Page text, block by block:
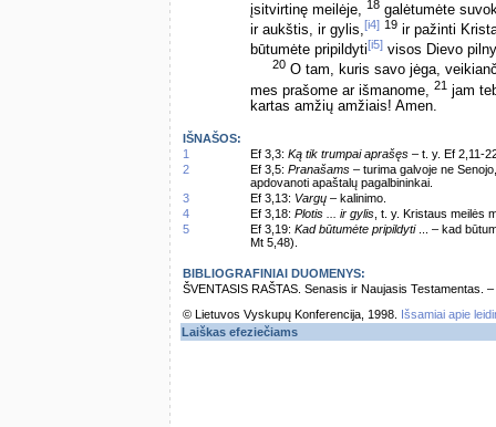
įsitvirtinę meilėje, 18 galėtumėte
ir aukštis, ir gylis,[i4] 19 ir pažinti
būtumėte pripildyti[i5] visos Dievo
20 O tam, kuris savo jėga,
mes prašome ar išmanome, 21 jam
kartas amžių amžiais! Amen.
IŠNAŠOS:
1
Ef 3,3: Ką tik trumpai aprašęs – t. y. Ef 2,11-
2
Ef 3,5: Pranašams – turima galvoje ne
apdovanoti apaštalų pagalbininkai.
3
Ef 3,13: Vargų – kalinimo.
4
Ef 3,18: Plotis ... ir gylis , t. y. Kristaus meilės
5
Ef 3,19: Kad būtumėte pripildyti... – kad
Mt 5,48).
BIBLIOGRAFINIAI DUOMENYS:
ŠVENTASIS RAŠTAS. Senasis ir Naujasis Testamentas.
© Lietuvos Vyskupų Konferencija, 1998.
Išsamiai apie
Laiškas efeziečiams